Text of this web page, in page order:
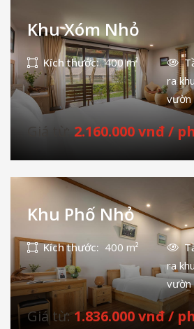
Khu Xóm Nhỏ
Kích thước: 400 m²
ra
vườn
Giá từ: 2.160.000 vnđ /
Khu Phố Nhỏ
Kích thước: 400 m²
ra
vườn
Giá từ:1.836.000 vnđ /